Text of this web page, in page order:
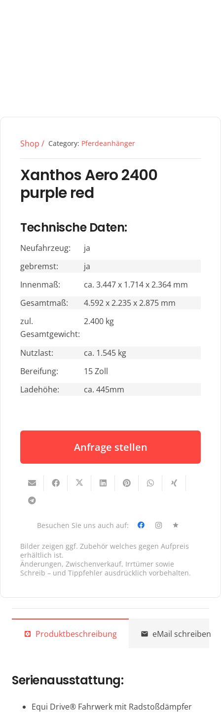
Shop / Category: Pferdeanhänger
Xanthos Aero 2400
purple red
Technische Daten:
Neufahrzeug:
ja
gebremst:
ja
Innenmaß:
ca. 3.447 x 1.714 x 2.364 mm
Gesamtmaß:
4.592 x 2.235 x 2.875 mm
zul.
Gesamtgewicht:
2.400 kg
Nutzlast:
ca. 1.545 kg
Bereifung:
15 Zoll
Ladehöhe:
ca. 445mm
Anfrage stellen
Besuchen Sie uns auch auf: star
Bilder zeigen ggf. Zubehör welches gegen Aufpreis
erhältlich ist.
Änderungen, Zwischenverkauf, Irrtümer sowie
Schreib – und Tippfehler ausdrücklich vorbehalten.
settings_applications Produktbeschreibung mail eMail schreiben
Serienausstattung:
Equi Drive® Fahrwerk mit Radstoßdämpfer